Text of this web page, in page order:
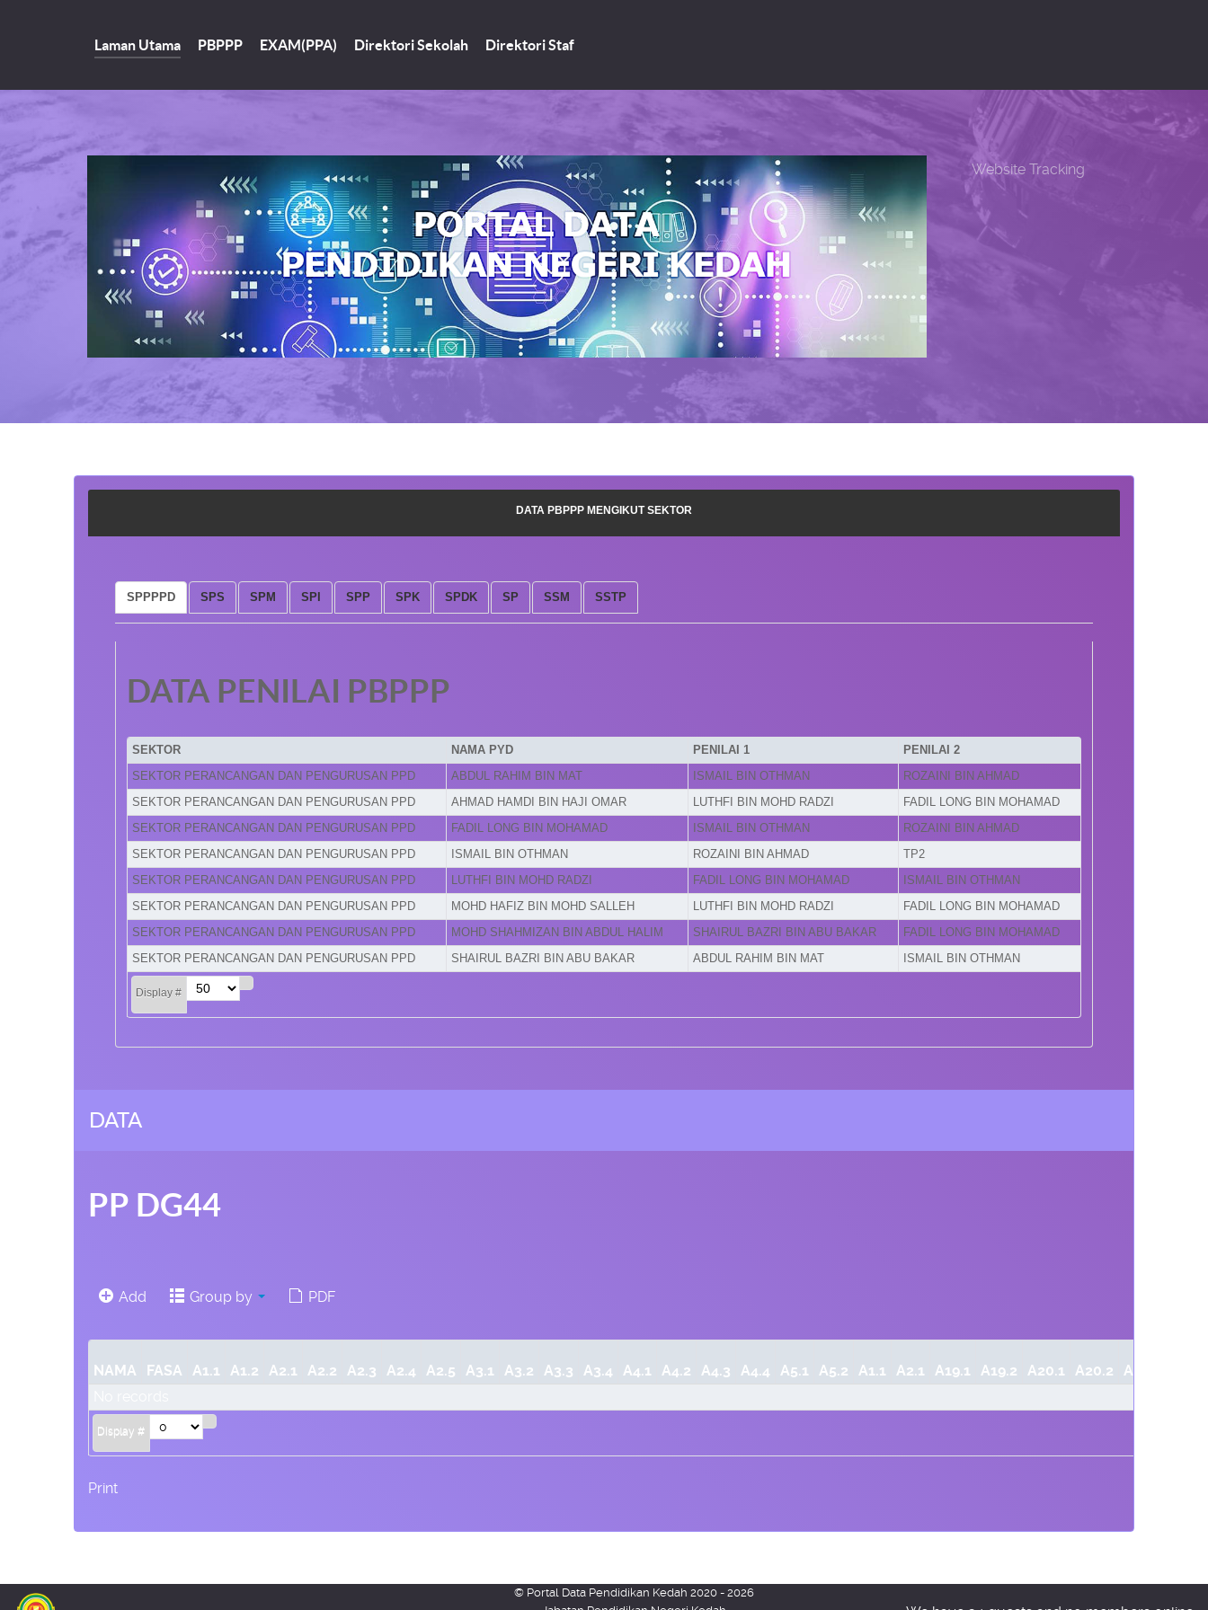
Laman Utama PBPPP EXAM(PPA) Direktori Sekolah Direktori Staf
Website Tracking
DATA PBPPP MENGIKUT SEKTOR
SPPPPD SPS SPM SPI SPP SPK SPDK SP SSM SSTP
DATA PENILAI PBPPP
SEKTOR NAMA PYD PENILAI 1 PENILAI 2
Display #
SEKTOR PERANCANGAN DAN PENGURUSAN PPD ABDUL RAHIM BIN MAT ISMAIL BIN OTHMAN
ROZAINI BIN AHMAD
SEKTOR PERANCANGAN DAN PENGURUSAN PPD
AHMAD HAMDI BIN HAJI OMAR LUTHFI BIN MOHD RADZI
FADIL LONG BIN MOHAMAD
SEKTOR PERANCANGAN DAN PENGURUSAN PPD
FADIL LONG BIN MOHAMAD ISMAIL BIN OTHMAN
ROZAINI BIN AHMAD
SEKTOR PERANCANGAN DAN PENGURUSAN PPD
ISMAIL BIN OTHMAN ROZAINI BIN AHMAD
TP2
SEKTOR PERANCANGAN DAN PENGURUSAN PPD
LUTHFI BIN MOHD RADZI FADIL LONG BIN MOHAMAD
ISMAIL BIN OTHMAN
SEKTOR PERANCANGAN DAN PENGURUSAN PPD
MOHD HAFIZ BIN MOHD SALLEH LUTHFI BIN MOHD RADZI
FADIL LONG BIN MOHAMAD
SEKTOR PERANCANGAN DAN PENGURUSAN PPD
MOHD SHAHMIZAN BIN ABDUL HALIM SHAIRUL BAZRI BIN ABU BAKAR
FADIL LONG BIN MOHAMAD
SEKTOR PERANCANGAN DAN PENGURUSAN PPD
SHAIRUL BAZRI BIN ABU BAKAR ABDUL RAHIM BIN MAT ISMAIL BIN OTHMAN
DATA
PP DG44
Add Group by PDF
NAMA FASA A1.1 A1.2 A2.1 A2.2 A2.3 A2.4 A2.5 A3.1 A3.2 A3.3 A3.4 A4.1 A4.2 A4.3 A4.4 A5.1 A5.2 A1.1 A2.1 A19.1 A19.2 A20.1 A20.2 A20.3
Display #
Print
© Portal Data Pendidikan Kedah 2020 - 2026